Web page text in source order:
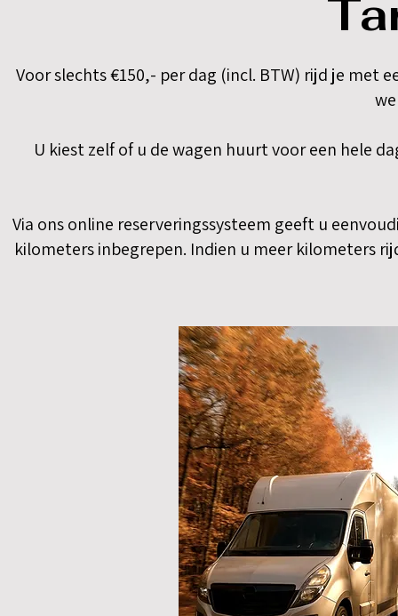
Voor slechts €150,- per dag (incl. BTW) rijd je met
U kiest zelf of u de wagen huurt voor een hele
Via ons online reserveringssysteem geeft u
kilometers inbegrepen. Indien u meer kilometers